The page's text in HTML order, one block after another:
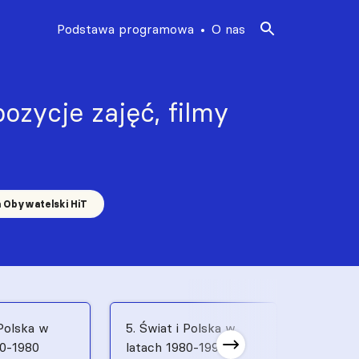
zajęć, filmy
Obywatelski HiT
Podstawa programowa O nas
w
1980
5. Świat i Polska w
latach 1980-1991